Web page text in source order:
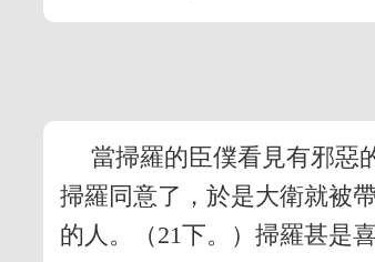
當掃羅的臣僕看見有邪惡
掃羅同意了，於是大衛就被
的人。（21下。）掃羅甚是喜